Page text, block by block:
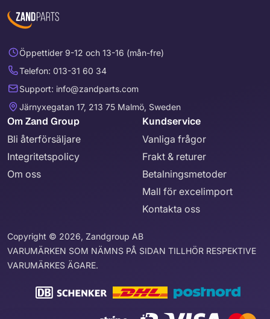
Öppettider 9-12 och 13-16 (mån-fre)
Telefon: 013-31 60 34
Support: info@zandparts.com
Järnyxegatan 17, 213 75 Malmö, Sweden
Om Zand Group
Bli återförsäljare
Integritetspolicy
Om oss
Kundservice
Vanliga frågor
Frakt & returer
Betalningsmetoder
Mall för excelimport
Kontakta oss
Copyright © 2026, Zandgroup AB
VARUMÄRKEN SOM NÄMNS PÅ SIDAN TILLHÖR RESPEKTIVE
VARUMÄRKES ÄGARE.